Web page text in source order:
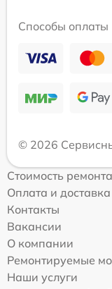
Способы оплаты
© 2026
Стоимость ремонта
Оплата и доставка
Контакты
Вакансии
О компании
Ремонтируемые
Наши услуги